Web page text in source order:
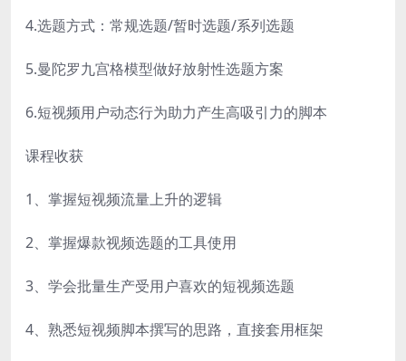
4.选题方式：常规选题/暂时选题/系列选题
5.曼陀罗九宫格模型做好放射性选题方案
6.短视频用户动态行为助力产生高吸引力的脚本
课程收获
1、掌握短视频流量上升的逻辑
2、掌握爆款视频选题的工具使用
3、学会批量生产受用户喜欢的短视频选题
4、熟悉短视频脚本撰写的思路，直接套用框架